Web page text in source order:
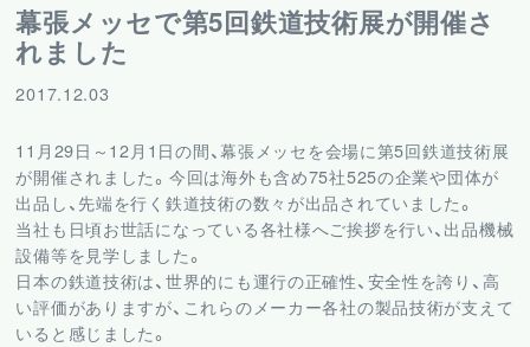
幕張メッセで第5回鉄道技術展が開催さ
れました
2017.12.03
11月29日～12月1日の間、幕張メッセを会場に第5回鉄道技術展
が開催されました。今回は海外も含め75社525の企業や団体が
出品し、先端を行く鉄道技術の数々が出品されていました。
当社も日頃お世話になっている各社様へご挨拶を行い、出品機械
設備等を見学しました。
日本の鉄道技術は、世界的にも運行の正確性、安全性を誇り、高
い評価がありますが、これらのメーカー各社の製品技術が支えて
いると感じました。